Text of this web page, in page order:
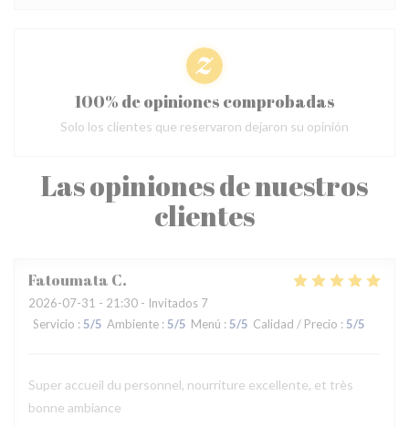
Las opiniones de nuestros
clientes
Fatoumata C
2026-07-31 - 21:30 - Invitados 7
Servicio : 5/5 Ambiente : 5/5 Menú : 5/5 Calidad / Precio : 5/5
Super accueil du personnel, nourriture excellente, et très
bonne ambiance
100% de opiniones comprobadas
Solo los clientes que reservaron dejaron su opinión